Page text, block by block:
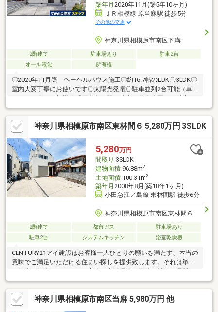
築年月 2020年11月(築5年10ヶ月)
ＪＲ相模線 原当麻駅 徒歩5分
その他の交通
神奈川県相模原市南区下溝
2階建て 駐車場あり
駐車2台
オール電化
所有権
〇2020年11月築 ヘーベルハウス施工〇約16.7帖のLDK〇3LDK〇
室内大変丁寧にお使いです〇太陽光発電〇駐車並列2台可能（車種
分〇閑静な住宅街〇商業施設が近く利便性が高い〇土地１１３．
０１㎡（３４．１８坪）〇第二種中高層住宅専用地域〇軽ペイ
率 ： ６０％〇容積率 ：２００％
神奈川県相模原市南区東林間６ 5,280万円 3SLDK
5,280万円
間取り 3SLDK
建物面積96.88m2
土地面積100.31m2
築年月 2008年8月(築18年1ヶ月)
小田急江ノ島線 東林間駅 徒歩6分
神奈川県相模原市南区東林間６
2階建て 都市ガス
駐車場あり
駐車2台
システムキッチン 浴室乾燥機
CENTURY21アイ建設はお客様一人ひとりの願いを満たす、本当の
意味でご満足いただける住まい探しを提供致します。それは単な
資金計画等、住まいに関するあらゆる点の応援をさせていただく
こと、それこそが私たちの使命です。そのために、日々多くの情
報を収集、分析し迅速な対応を心がけております。ご不安なこと
はなんなりとご相談ください。いちばん話しやすいいちばん分か
神奈川県相模原市南区当麻 5,980万円 他